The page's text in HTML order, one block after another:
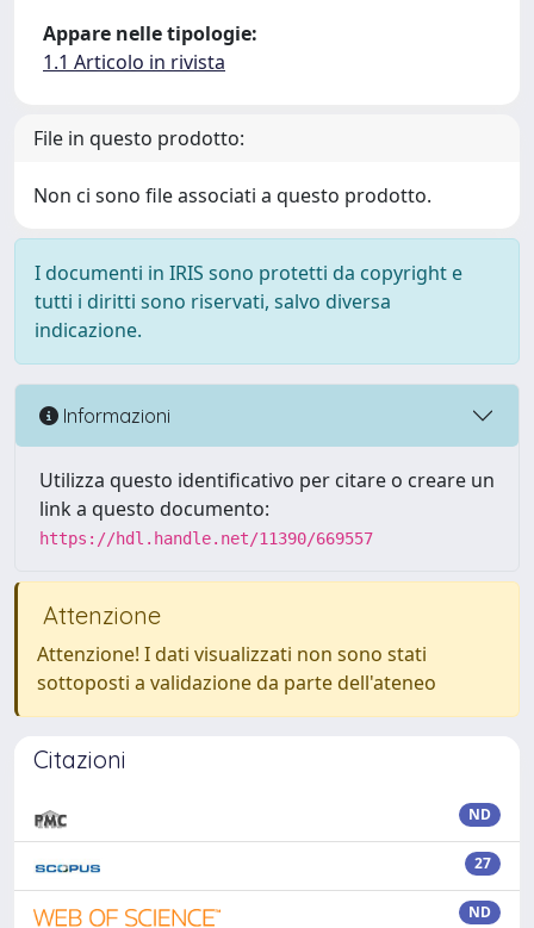
Appare nelle tipologie:
1.1 Articolo in rivista
File in questo prodotto:
Non ci sono file associati a questo prodotto.
I documenti in IRIS sono protetti da copyright e
tutti i diritti sono riservati, salvo diversa
indicazione.
Informazioni
Utilizza questo identificativo per citare o creare un
link a questo documento:
https://hdl.handle.net/11390/669557
Attenzione
Attenzione! I dati visualizzati non sono stati
sottoposti a validazione da parte dell'ateneo
Citazioni
ND
27
ND